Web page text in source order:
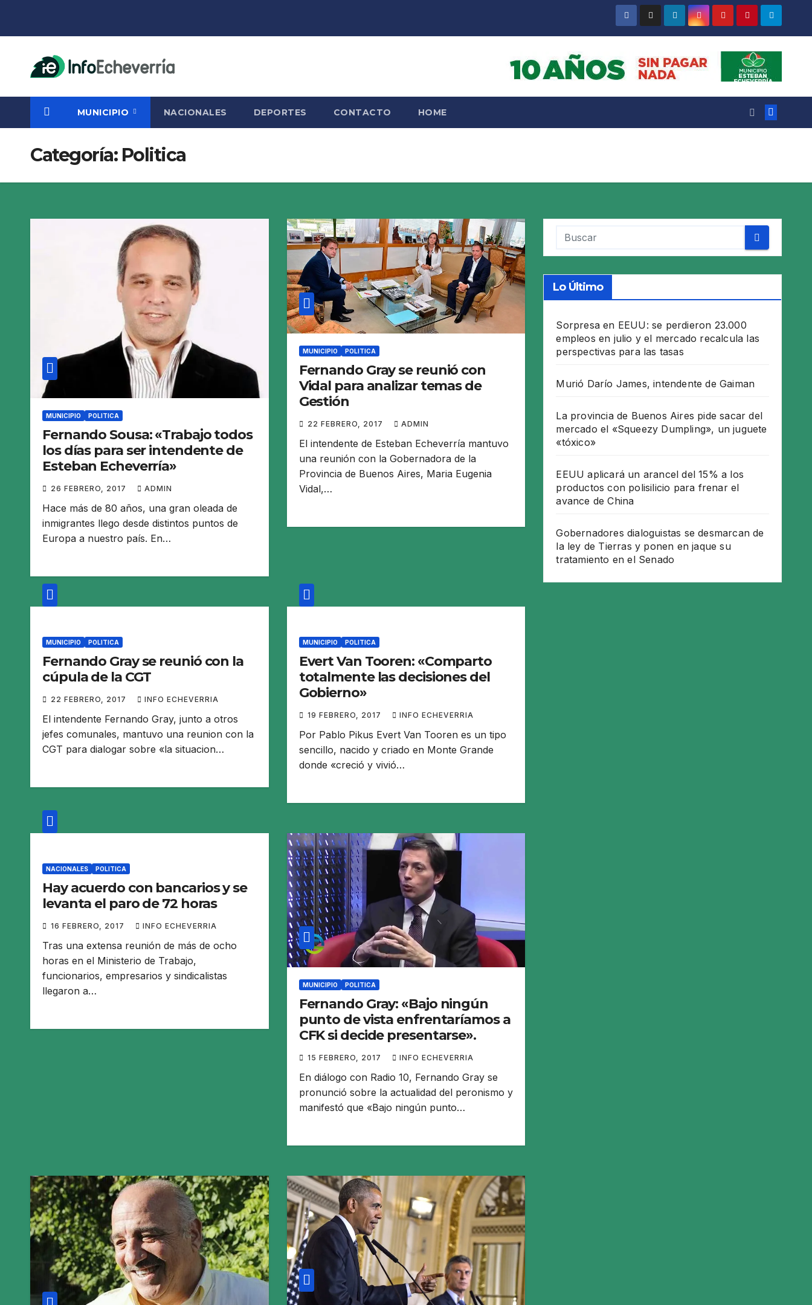
MUNICIPIO NACIONALES DEPORTES CONTACTO HOME
Categoría: Politica
MUNICIPIO POLITICA
Fernando Sousa: «Trabajo todos
los días para ser intendente de
Esteban Echeverría»
26 FEBRERO, 2017 ADMIN
Hace más de 80 años, una gran oleada de
inmigrantes llego desde distintos puntos de
Europa a nuestro país. En…
MUNICIPIO POLITICA
Fernando Gray se reunió con
Vidal para analizar temas de
Gestión
22 FEBRERO, 2017 ADMIN
El intendente de Esteban Echeverría mantuvo
una reunión con la Gobernadora de la
Provincia de Buenos Aires, Maria Eugenia
Vidal,…
MUNICIPIO POLITICA
Fernando Gray se reunió con la
cúpula de la CGT
22 FEBRERO, 2017 INFO ECHEVERRIA
El intendente Fernando Gray, junto a otros
jefes comunales, mantuvo una reunion con la
CGT para dialogar sobre «la situacion…
MUNICIPIO POLITICA
Evert Van Tooren: «Comparto
totalmente las decisiones del
Gobierno»
19 FEBRERO, 2017 INFO ECHEVERRIA
Por Pablo Pikus Evert Van Tooren es un tipo
sencillo, nacido y criado en Monte Grande
donde «creció y vivió…
NACIONALES POLITICA
Hay acuerdo con bancarios y se
levanta el paro de 72 horas
16 FEBRERO, 2017 INFO ECHEVERRIA
Tras una extensa reunión de más de ocho
horas en el Ministerio de Trabajo,
funcionarios, empresarios y sindicalistas
llegaron a…
MUNICIPIO POLITICA
Fernando Gray: «Bajo ningún
punto de vista enfrentaríamos a
CFK si decide presentarse».
15 FEBRERO, 2017 INFO ECHEVERRIA
En diálogo con Radio 10, Fernando Gray se
pronunció sobre la actualidad del peronismo y
manifestó que «Bajo ningún punto…
Lo Último
Sorpresa en EEUU: se perdieron 23.000
empleos en julio y el mercado recalcula las
perspectivas para las tasas
Murió Darío James, intendente de Gaiman
La provincia de Buenos Aires pide sacar del
mercado el «Squeezy Dumpling», un juguete
«tóxico»
EEUU aplicará un arancel del 15% a los
productos con polisilicio para frenar el
avance de China
Gobernadores dialoguistas se desmarcan de
la ley de Tierras y ponen en jaque su
tratamiento en el Senado